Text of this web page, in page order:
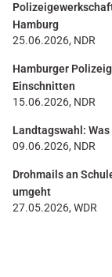
Hamburg
25.06.2026, NDR
Hamburger
Einschnitten
15.06.2026, NDR
Landtagswahl:
09.06.2026, NDR
Drohmails an
umgeht
27.05.2026, WDR